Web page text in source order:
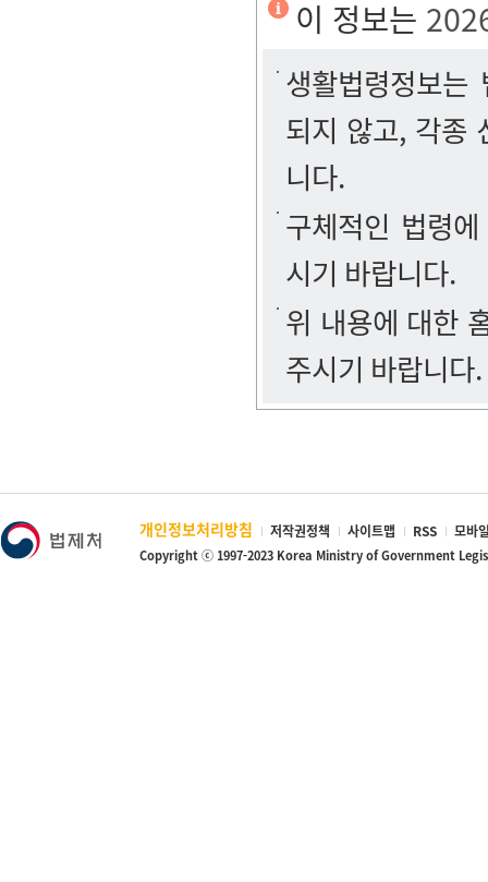
이 정보는
생활법령정보
되지 않고, 각종
니다.
구체적인 법령
시기 바랍니다.
위 내용에 대한
주시기 바랍니다.
개인정보처리방침 저작권정책 사이트맵 RSS 모바
Copyright ⓒ 1997-2023 Korea Ministry of Government